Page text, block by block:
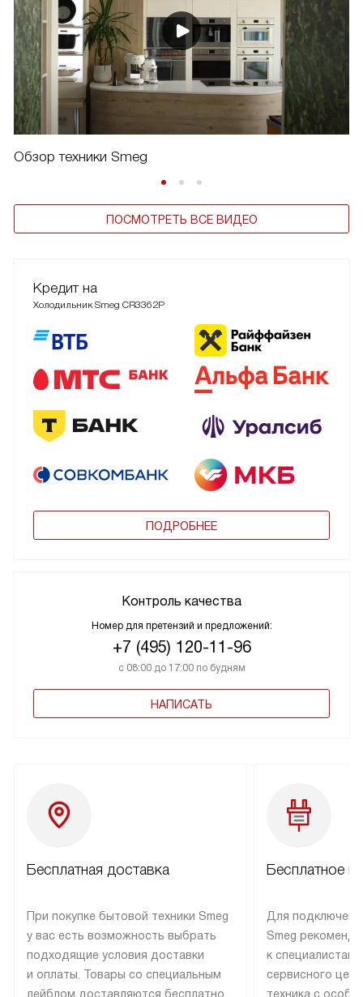
Обзор техники Smeg
ПОСМОТРЕТЬ ВСЕ ВИДЕО
Кредит на
Холодильник Smeg CR3362P
ПОДРОБНЕЕ
Контроль качества
Номер для претензий и предложений:
+7 (495) 120-11-96
с 08:00 до 17:00 по будням
НАПИСАТЬ
Бесплатная доставка
При покупке бытовой техники Smeg
у вас есть возможность выбрать
подходящие условия доставки
и оплаты. Товары со специальным
лейблом доставляются бесплатно
Бесплатное
Для
Smeg
к специалистам
сервисного
техника с